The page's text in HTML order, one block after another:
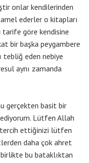
onlar kendilerinden
ederler o kitapları
göre kendisine
bir başka peygambere
tebliğ eden nebiye
aynı zamanda
gerçekten basit bir
Lütfen Allah
tercih ettiğinizi lütfen
daha çok ahret
bu bataklıktan